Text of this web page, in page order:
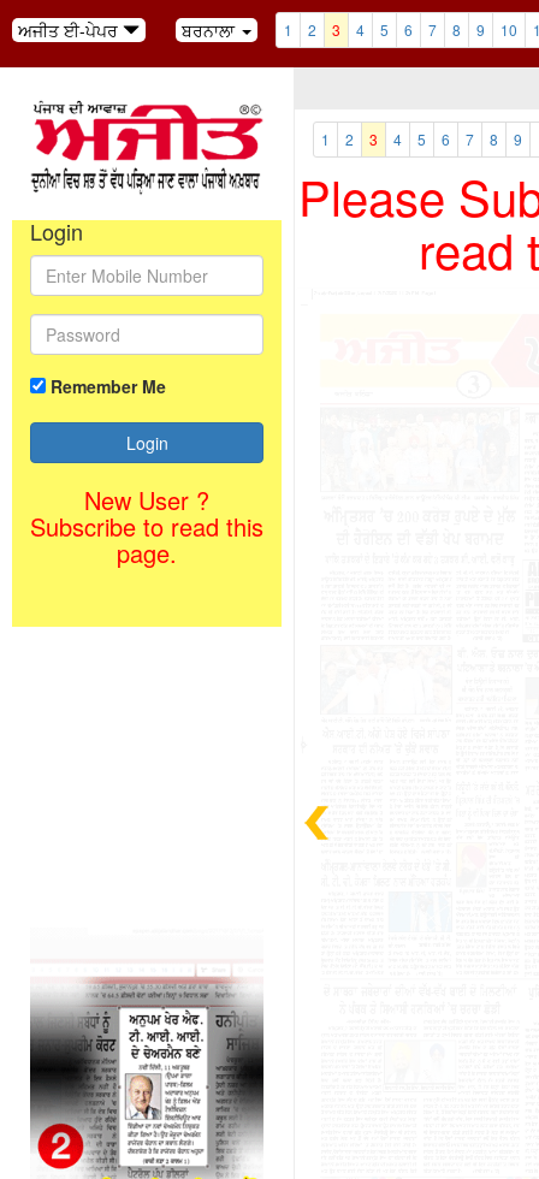
ਅਜੀਤ ਈ-ਪੇਪਰ ਬਰਨਾਲਾ 1 2 3 4 5 6 7 8 9 10
Login
Remember Me
New User ?
Subscribe to read this
page.
1 2 3 4 5 6 7 8 9
Please
read